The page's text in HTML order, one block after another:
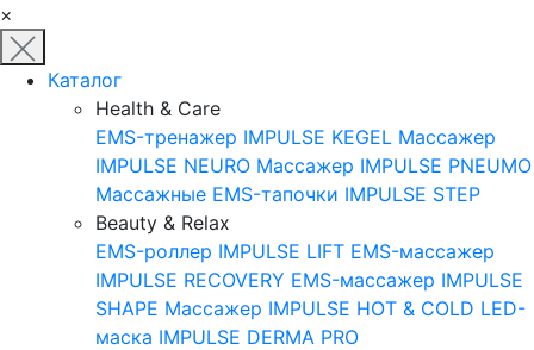
×
Каталог
Health & Care
EMS-тренажер IMPULSE KEGEL Массажер
IMPULSE NEURO Массажер IMPULSE PNEUMO
Массажные EMS-тапочки IMPULSE STEP
Beauty & Relax
EMS-роллер IMPULSE LIFT EMS-массажер
IMPULSE RECOVERY EMS-массажер IMPULSE
SHAPE Массажер IMPULSE HOT & COLD LED-
маска IMPULSE DERMA PRO